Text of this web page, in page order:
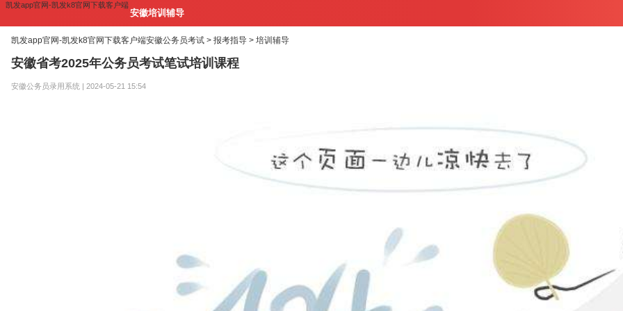
凯发app官网-凯发k8官网下载客户端
安徽培训辅导
凯发app官网-凯发k8官网下载客户端安徽公务员考试 > 报考指导 > 培训辅导
安徽省考2025年公务员考试笔试培训课程
安徽公务员录用系统 | 2024-05-21 15:54